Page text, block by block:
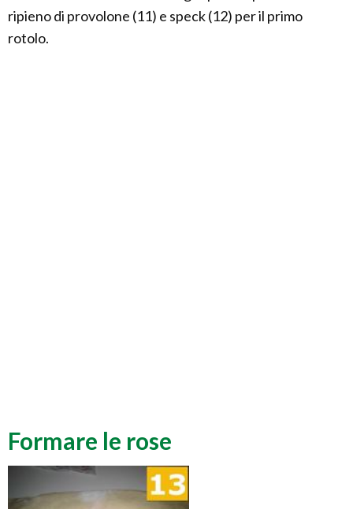
ripieno di provolone (11) e speck (12) per il primo
rotolo.
Formare le rose